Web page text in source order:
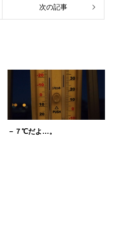
次の記事
－７℃だよ…。